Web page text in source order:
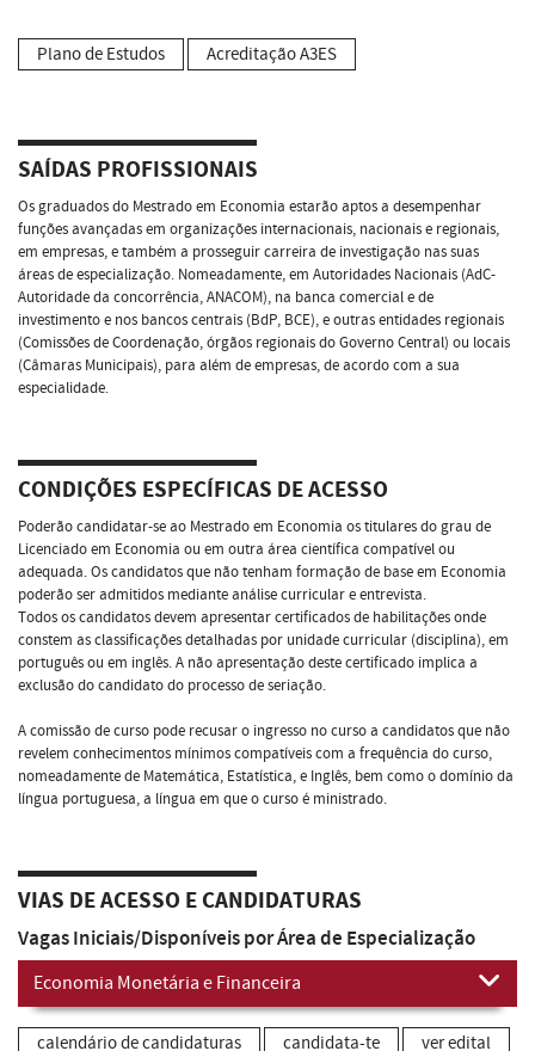
Plano de Estudos Acreditação A3ES
SAÍDAS PROFISSIONAIS
Os graduados do Mestrado em Economia estarão aptos a desempenhar
funções avançadas em organizações internacionais, nacionais e regionais,
em empresas, e também a prosseguir carreira de investigação nas suas
áreas de especialização. Nomeadamente, em Autoridades Nacionais (AdC-
Autoridade da concorrência, ANACOM), na banca comercial e de
investimento e nos bancos centrais (BdP, BCE), e outras entidades regionais
(Comissões de Coordenação, órgãos regionais do Governo Central) ou locais
(Câmaras Municipais), para além de empresas, de acordo com a sua
especialidade.
CONDIÇÕES ESPECÍFICAS DE ACESSO
Poderão candidatar-se ao Mestrado em Economia os titulares do grau de
Licenciado em Economia ou em outra área científica compatível ou
adequada. Os candidatos que não tenham formação de base em Economia
poderão ser admitidos mediante análise curricular e entrevista.
Todos os candidatos devem apresentar certificados de habilitações onde
constem as classificações detalhadas por unidade curricular (disciplina), em
português ou em inglês. A não apresentação deste certificado implica a
exclusão do candidato do processo de seriação.
A comissão de curso pode recusar o ingresso no curso a candidatos que não
revelem conhecimentos mínimos compatíveis com a frequência do curso,
nomeadamente de Matemática, Estatística, e Inglês, bem como o domínio da
língua portuguesa, a língua em que o curso é ministrado.
VIAS DE ACESSO E CANDIDATURAS
Vagas Iniciais/Disponíveis por Área de Especialização
Economia Monetária e Financeira
calendário de candidaturas candidata-te ver edital